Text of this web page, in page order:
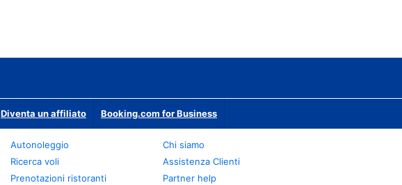
Diventa un affiliato Booking.com for Business
Autonoleggio
Ricerca voli
Prenotazioni ristoranti
Chi siamo
Assistenza Clienti
Partner help